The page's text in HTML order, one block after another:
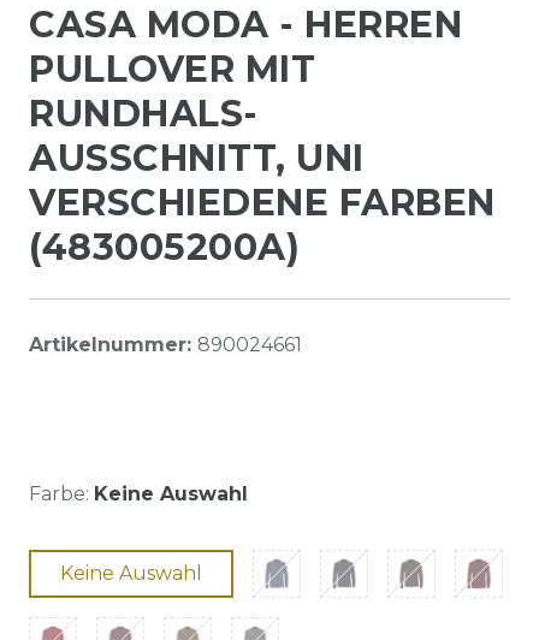
CASA MODA - HERREN
PULLOVER MIT
RUNDHALS-
AUSSCHNITT, UNI
VERSCHIEDENE FARBEN
(483005200A)
Artikelnummer: 890024661
Farbe: Keine Auswahl
Keine Auswahl